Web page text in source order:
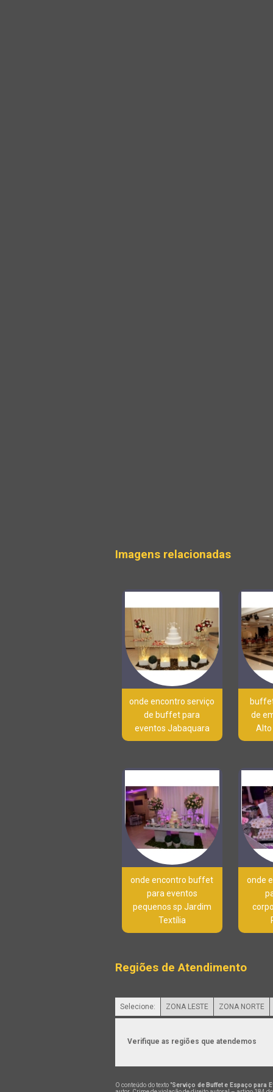
Imagens relacionadas
onde encontro serviço
de buffet para
eventos Jabaquara
de
Alto
onde encontro buffet
para eventos
pequenos sp Jardim
Textília
onde
Regiões de Atendimento
Selecione: ZONA LESTE ZONA NORTE
Verifique as regiões que atendemos
O conteúdo do texto "Serviço de Buffet e Espaço para